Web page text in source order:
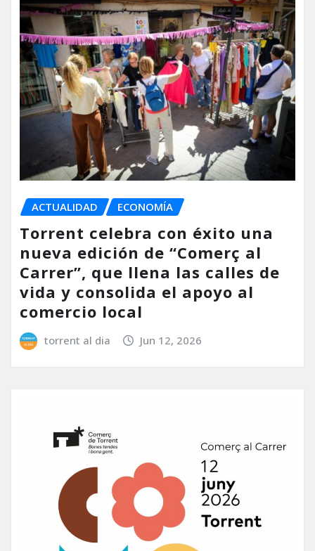
ACTUALIDAD ECONOMÍA
Torrent celebra con éxito una
nueva edición de “Comerç al
Carrer”, que llena las calles de
vida y consolida el apoyo al
comercio local
torrent al dia Jun 12, 2026